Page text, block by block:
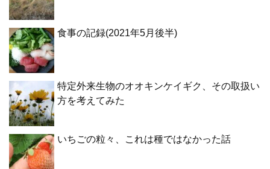
食事の記録(2021年5月後半)
特定外来生物のオオキンケイギク、その取扱い
方を考えてみた
いちごの粒々、これは種ではなかった話